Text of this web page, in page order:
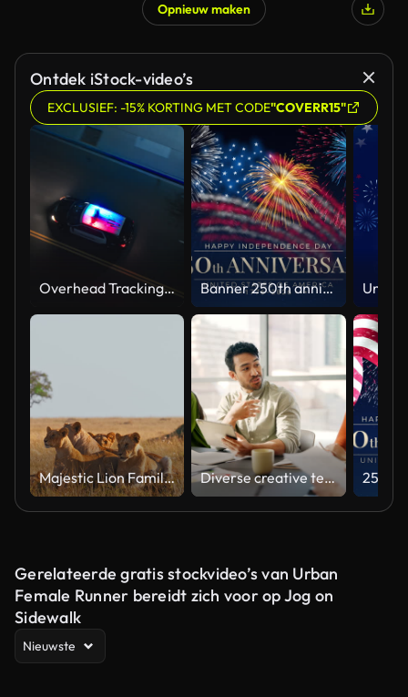
Opnieuw maken
Ontdek iStock-video’s
EXCLUSIEF: -15% KORTING MET CODE"COVERR15"
Overhead Tracking Drone Shot of a Police Car Driving on a City Street with Lights On at Night Banner 250th anniversary of the USA. 250 years of independence. 4th of july 2026 usa independence day, video greeting card. US flag fireworks on blue sky background. Fourth of july. 4k seamless loop
Majestic Lion Family Relaxing in Natural Habitat Under Soft Light Diverse creative team collaborating on a marketing strategy in an office meeting
Gerelateerde gratis stockvideo’s van Urban
Female Runner bereidt zich voor op Jog on
Sidewalk
Nieuwste